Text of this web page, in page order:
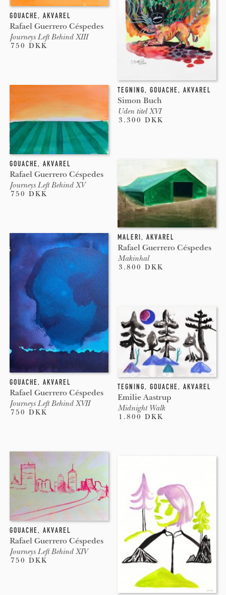
GOUACHE, AKVAREL
Rafael Guerrero Céspedes
Journeys Left Behind XIII
750 DKK
GOUACHE, AKVAREL
Rafael Guerrero Céspedes
Journeys Left Behind XV
750 DKK
GOUACHE, AKVAREL
Rafael Guerrero Céspedes
Journeys Left Behind XVII
750 DKK
GOUACHE, AKVAREL
Rafael Guerrero Céspedes
Journeys Left Behind XIV
750 DKK
TEGNING, GOUACHE, AKVAREL
Simon Buch
Uden titel XVI
3.300 DKK
MALERI, AKVAREL
Rafael Guerrero Céspedes
Makinhal
3.800 DKK
TEGNING, GOUACHE, AKVAREL
Emilie Aastrup
Midnight Walk
1.800 DKK